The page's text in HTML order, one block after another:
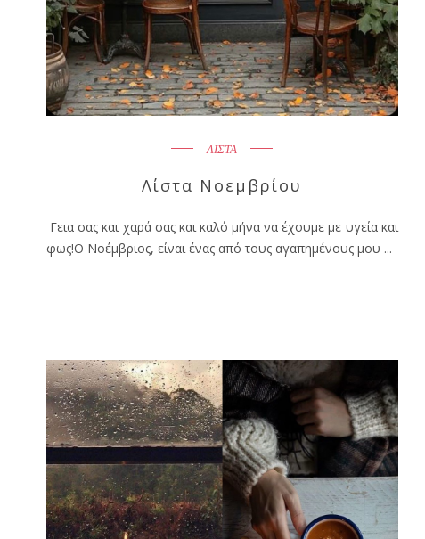
ΛΙΣΤΑ
Λίστα Νοεμβρίου
Γεια σας και χαρά σας και καλό μήνα να έχουμε με υγεία και
φως!Ο Νοέμβριος, είναι ένας από τους αγαπημένους μου ...